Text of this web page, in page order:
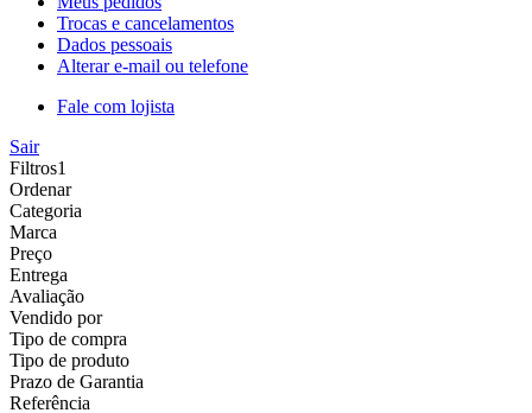
Trocas e cancelamentos
Dados pessoais
Alterar e-mail ou telefone
Fale com lojista
Sair
Filtros1
Ordenar
Categoria
Marca
Preço
Entrega
Avaliação
Vendido por
Tipo de compra
Tipo de produto
Prazo de Garantia
Referência